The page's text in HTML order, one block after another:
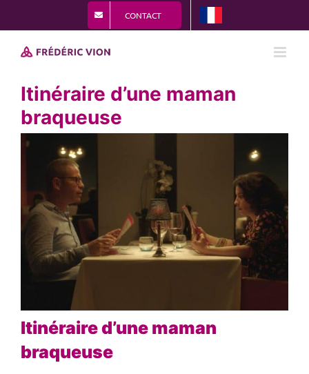
au
contenu
CONTACT
Itinéraire d’une maman
braqueuse
View
Larger
Image
Itinéraire d’une maman
braqueuse